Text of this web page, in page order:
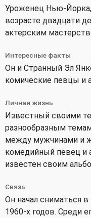
Уроженец Нью-
возрасте двадцати
актерским
Интересные факты
Он и Странный Эл
комические певцы и
Личная жизнь
Известный своими
разнообразным
между мужчинами и
комедийный певец и
известен своим
Связь
Он начал сниматься
1960-х годов. Среди